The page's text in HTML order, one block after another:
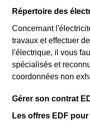
Répertoire des
Concernant
travaux et effectuer
l'électrique, il vous
spécialisés et
coordonnées non
Gérer son contrat
Les offres EDF